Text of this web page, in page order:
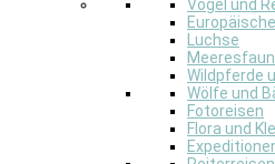
Vögel und
Luchse
Wildpferde
Wölfe und
Fotoreisen
Flora und